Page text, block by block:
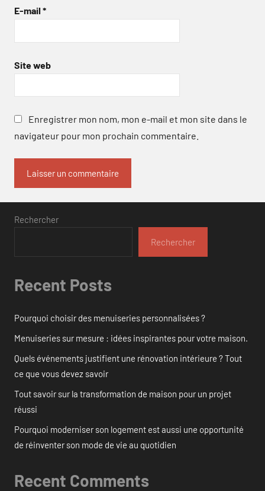
E-mail *
Site web
Enregistrer mon nom, mon e-mail et mon site dans le
navigateur pour mon prochain commentaire.
Rechercher
Rechercher
Recent Posts
Pourquoi choisir des menuiseries personnalisées ?
Menuiseries sur mesure : idées inspirantes pour votre maison.
Quels événements justifient une rénovation intérieure ? Tout
ce que vous devez savoir
Tout savoir sur la transformation de maison pour un projet
réussi
Pourquoi moderniser son logement est aussi une opportunité
de réinventer son mode de vie au quotidien
Recent Comments